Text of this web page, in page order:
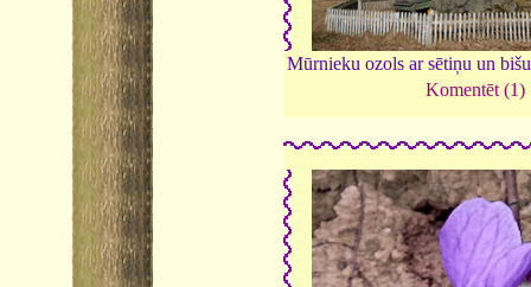
Mūrnieku ozols ar sētiņu un
Komentēt (1)